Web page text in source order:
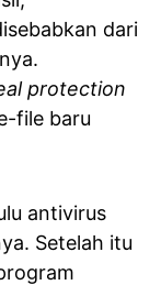
dari
protection
file baru
antivirus
Setelah itu